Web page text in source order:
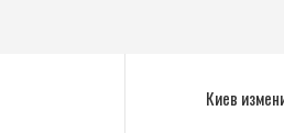
Киев